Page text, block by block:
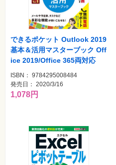
できるポケット Outlook 2019
基本＆活用マスターブック Off
ice 2019/Office 365両対応
ISBN： 9784295008484
発売日： 2020/3/16
1,078円